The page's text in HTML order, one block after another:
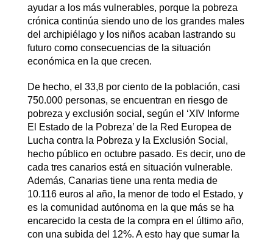
ayudar a los más vulnerables, porque la pobreza
crónica continúa siendo uno de los grandes males
del archipiélago y los niños acaban lastrando su
futuro como consecuencias de la situación
económica en la que crecen.
De hecho, el 33,8 por ciento de la población, casi
750.000 personas, se encuentran en riesgo de
pobreza y exclusión social, según el ‘XIV Informe
El Estado de la Pobreza’ de la Red Europea de
Lucha contra la Pobreza y la Exclusión Social,
hecho público en octubre pasado. Es decir, uno de
cada tres canarios está en situación vulnerable.
Además, Canarias tiene una renta media de
10.116 euros al año, la menor de todo el Estado, y
es la comunidad autónoma en la que más se ha
encarecido la cesta de la compra en el último año,
con una subida del 12%. A esto hay que sumar la